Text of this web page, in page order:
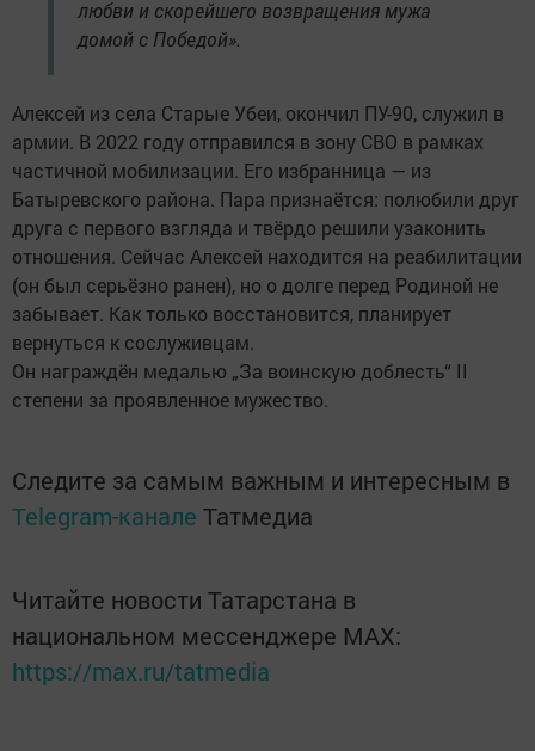
любви и скорейшего возвращения мужа
домой с Победой».
Алексей из села Старые Убеи, окончил ПУ-90, служил в
армии. В 2022 году отправился в зону СВО в рамках
частичной мобилизации. Его избранница — из
Батыревского района. Пара признаётся: полюбили друг
друга с первого взгляда и твёрдо решили узаконить
отношения. Сейчас Алексей находится на реабилитации
(он был серьёзно ранен), но о долге перед Родиной не
забывает. Как только восстановится, планирует
вернуться к сослуживцам.
Он награждён медалью „За воинскую доблесть“ II
степени за проявленное мужество.
Следите за самым важным и интересным в
Telegram-канале Татмедиа
Читайте новости Татарстана в
национальном мессенджере MАХ:
https://max.ru/tatmedia